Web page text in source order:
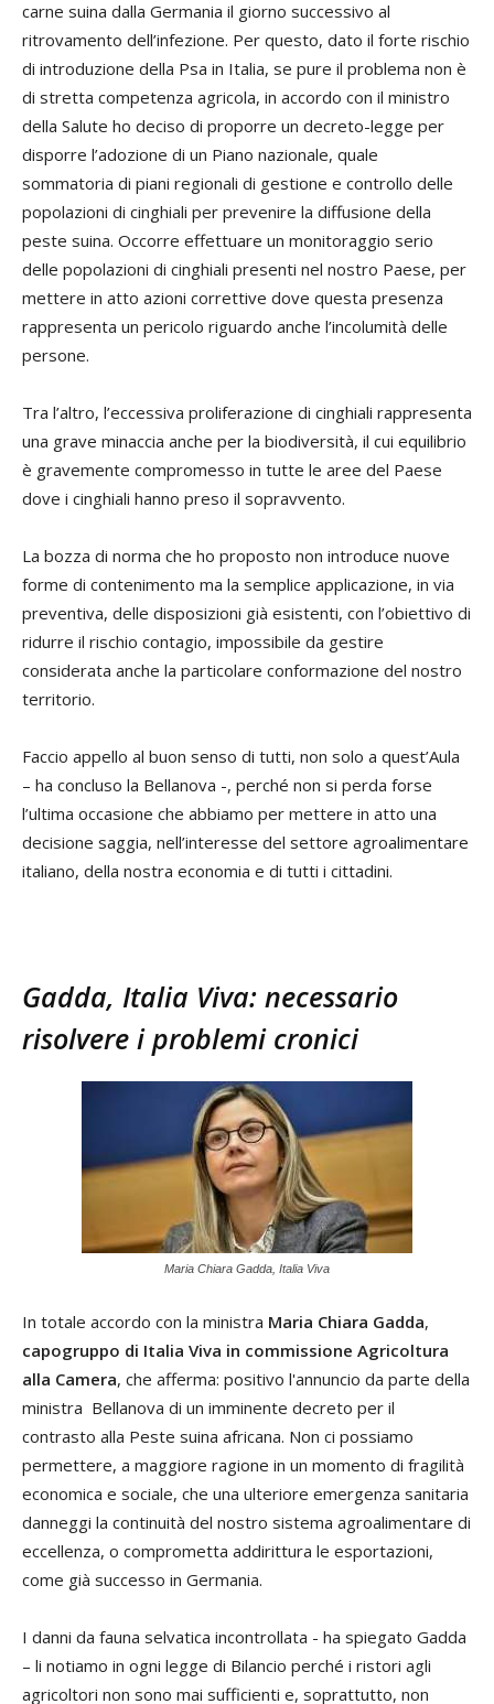
carne suina dalla Germania il giorno successivo al
ritrovamento dell’infezione. Per questo, dato il forte rischio
di introduzione della Psa in Italia, se pure il problema non è
di stretta competenza agricola, in accordo con il ministro
della Salute ho deciso di proporre un decreto-legge per
disporre l’adozione di un Piano nazionale, quale
sommatoria di piani regionali di gestione e controllo delle
popolazioni di cinghiali per prevenire la diffusione della
peste suina. Occorre effettuare un monitoraggio serio
delle popolazioni di cinghiali presenti nel nostro Paese, per
mettere in atto azioni correttive dove questa presenza
rappresenta un pericolo riguardo anche l’incolumità delle
persone.
Tra l’altro, l’eccessiva proliferazione di cinghiali rappresenta
una grave minaccia anche per la biodiversità, il cui equilibrio
è gravemente compromesso in tutte le aree del Paese
dove i cinghiali hanno preso il sopravvento.
La bozza di norma che ho proposto non introduce nuove
forme di contenimento ma la semplice applicazione, in via
preventiva, delle disposizioni già esistenti, con l’obiettivo di
ridurre il rischio contagio, impossibile da gestire
considerata anche la particolare conformazione del nostro
territorio.
Faccio appello al buon senso di tutti, non solo a quest’Aula
– ha concluso la Bellanova -, perché non si perda forse
l’ultima occasione che abbiamo per mettere in atto una
decisione saggia, nell’interesse del settore agroalimentare
italiano, della nostra economia e di tutti i cittadini.
Gadda, Italia Viva: necessario
risolvere i problemi cronici
Maria Chiara Gadda, Italia Viva
In totale accordo con la ministra Maria Chiara Gadda,
capogruppo di Italia Viva in commissione Agricoltura
alla Camera, che afferma: positivo l'annuncio da parte della
ministra Bellanova di un imminente decreto per il
contrasto alla Peste suina africana. Non ci possiamo
permettere, a maggiore ragione in un momento di fragilità
economica e sociale, che una ulteriore emergenza sanitaria
danneggi la continuità del nostro sistema agroalimentare di
eccellenza, o comprometta addirittura le esportazioni,
come già successo in Germania.
I danni da fauna selvatica incontrollata - ha spiegato Gadda
– li notiamo in ogni legge di Bilancio perché i ristori agli
agricoltori non sono mai sufficienti e, soprattutto, non